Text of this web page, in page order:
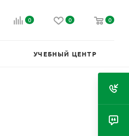
0 0 0
УЧЕБНЫЙ ЦЕНТР